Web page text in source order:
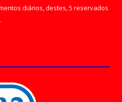
diários, destes, 5 reservados